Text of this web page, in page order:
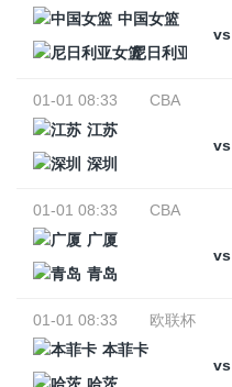
中国女篮
vs
尼日利亚女篮
01-01 08:33
CBA
江苏
vs
深圳
01-01 08:33
CBA
广厦
vs
青岛
01-01 08:33
欧联杯
本菲卡
vs